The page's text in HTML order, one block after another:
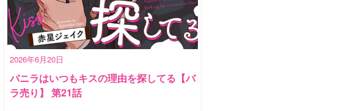
2026年6月20日
バニラはいつもキスの理由を探してる【バ
ラ売り】 第21話